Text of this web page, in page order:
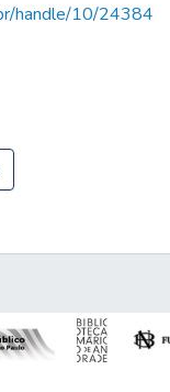
handle/10/24384